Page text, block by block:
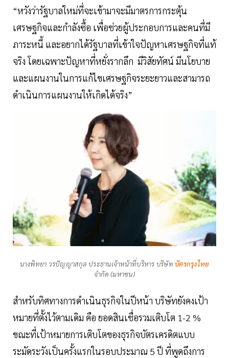
“หวังว่ารัฐบาลใหม่ที่จะเข้ามาจะมีมาตรการกระตุ้น
เศรษฐกิจและกำลังซื้อ เพื่อช่วยผู้ประกอบการและคนที่มี
ภาระหนี้ และอยากได้รัฐบาลที่เข้าใจปัญหาเศรษฐกิจที่แท้
จริง โดยเฉพาะปัญหาที่หยั่งรากลึก มีวิสัยทัศน์ มีนโยบาย
และแผนงานในการแก้ไขเศรษฐกิจระยะยาวและสามารถ
ดำเนินการแผนงานให้เกิดได้จริง”
นางพิทยา วรปัญญาสกุล ประธานเจ้าหน้าที่บริหาร บริษัท บัตรกรุงไทย
จำกัด (มหาชน)
สำหรับทิศทางการดำเนินธุรกิจในปีหน้า บริษัทยังคงเป้า
หมายที่ตั้งไว้ตามเดิม คือ ยอดสินเชื่อรวมเติบโต 1-2 %
ขณะที่เป้าหมายการเติบโตของธุรกิจบัตรเครดิตแบบ
ระมัดระวังเป็นครั้งแรกในรอบประมาณ 5 ปี ที่พูดถึงการ